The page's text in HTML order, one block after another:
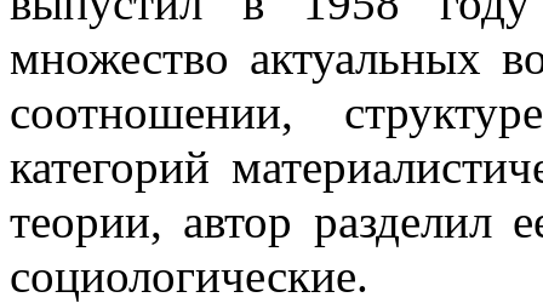
множество актуальных
соотношении,
категорий
теории, автор разделил
социо­логические.